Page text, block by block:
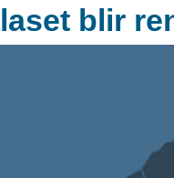
blir